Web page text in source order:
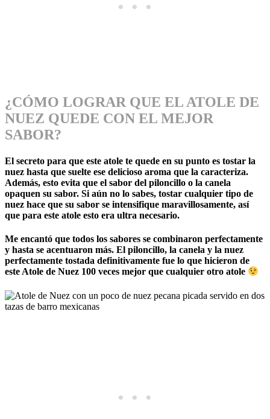
¿CÓMO LOGRAR QUE EL ATOLE DE
NUEZ QUEDE CON EL MEJOR
SABOR?
El secreto para que este atole te quede en su punto es tostar la
nuez hasta que suelte ese delicioso aroma que la caracteriza.
Además, esto evita que el sabor del piloncillo o la canela
opaquen su sabor. Si aún no lo sabes, tostar cualquier tipo de
nuez hace que su sabor se intensifique maravillosamente, así
que para este atole esto era ultra necesario.
Me encantó que todos los sabores se combinaron perfectamente
y hasta se acentuaron más. El piloncillo, la canela y la nuez
perfectamente tostada definitivamente fue lo que hicieron de
este Atole de Nuez 100 veces mejor que cualquier otro atole